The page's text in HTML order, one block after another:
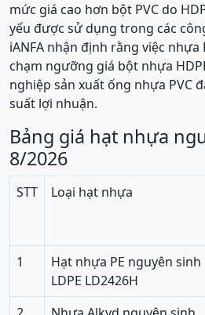
mức giá cao hơn bột PVC do
yếu được sử dụng trong các
iANFA nhận định rằng việc nhựa
chạm ngưỡng giá bột nhựa
nghiệp sản xuất ống nhựa PVC
suất lợi nhuận.
Bảng giá hạt nhựa
8/2026
STT Loại hạt nhựa
1
Hạt nhựa PE nguyên sinh
LDPE LD2426H